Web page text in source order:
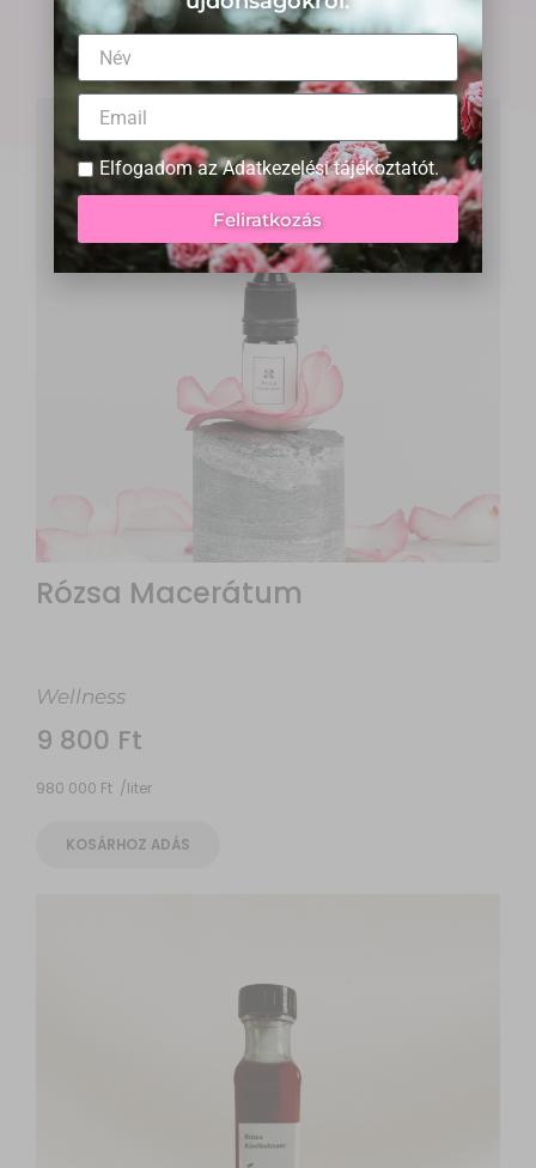
Legnépszerűbb termékeink
Rózsa Macerátum
Wellness
9 800 Ft
980 000 Ft /liter
KOSÁRHOZ ADÁS
Elfogadom azAdatkezelési tájékoztatót.
Feliratkozás